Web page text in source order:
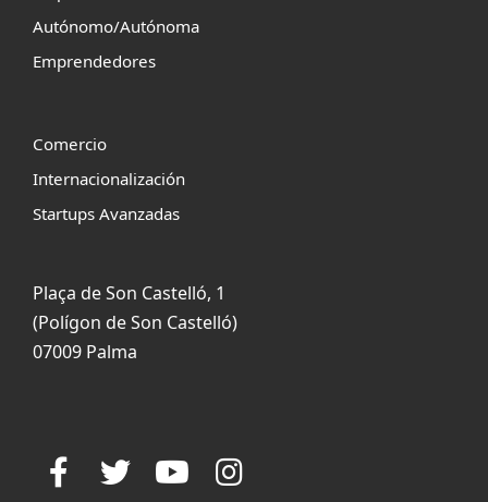
Autónomo/Autónoma
Emprendedores
Comercio
Internacionalización
Startups Avanzadas
Plaça de Son Castelló, 1
(Polígon de Son Castelló)
07009 Palma